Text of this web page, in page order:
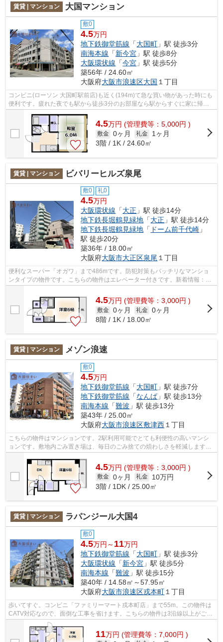
賃貸 | マンション 大国マンション
敷0
4.5万円
地下鉄御堂筋線 「大国町 」駅 徒歩3分
南海本線 「新今宮 」駅 徒歩8分
大阪環状線 「今宮 」駅 徒歩5分
築56年 / 24.60㎡
大阪府大阪市浪速区大国 １丁目
コンビニ(ローソン 大国町駅前店)も近く(194m)て急な買い物があった時にも
便利です。疲れた夜でも駅から徒歩3分のお部屋なら駅からすぐに家に帰る
ことができます。自転車持ちの方には...
4.5万円 (管理費等：5,000円 )
敷金 0ヶ月 礼金
1ヶ月
3階 / 1K / 24.60㎡
賃貸 | マンション ビバリーヒルズ泉尾
敷0 礼0
4.5万円
大阪環状線 「大正 」駅 徒歩14分
地下鉄長堀鶴見緑地 「大正 」駅 徒歩14分
地下鉄長堀鶴見緑地 「 ドーム前千代崎 」
駅 徒歩20分
築36年 / 18.00㎡
大阪府大阪市大正区泉尾１丁目
便利なスーパー「オガワ」まで486mです。防犯対策もバッチリなマンショ
ンタイプの物件です。こちらの物件はエレベーター付きです。新着情報：ビ
4.5万円 (管理費等：3,000円 )
敷金 0ヶ月 礼金 0ヶ月
8階 / 1K / 18.00㎡
賃貸 | マンション メゾン浪速
敷0
4.5万円
地下鉄御堂筋線 「大国町 」駅 徒歩7分
地下鉄御堂筋線 「なんば」駅 徒歩13分
南海本線 「難波 」駅 徒歩13分
築43年 / 25.00㎡
大阪府大阪市浪速区敷津西１丁目
こちらの物件はマンションです。2駅利用可能でとても利便性の高いマンシ
ョンです。敷地内ごみ置き場は、毎日のごみ捨ての煩わしさを軽減します。
4.5万円 (管理費等：3,000円 )
敷金 0ヶ月 礼金
10万円
3階 / 1DK / 25.00㎡
賃貸 | マンション ラパンジール大国4
敷0
4.5万円～ 11万円
地下鉄御堂筋線 「大国町 」駅 徒歩3分
大阪環状線 「新今宮 」駅 徒歩5分
南海本線 「難波 」駅 徒歩15分
築40年 / 14.58㎡～57.95㎡
大阪府大阪市浪速区戎本町 １丁目
歩いてすぐ。コンビニ「ファミリーマート戎本町店」まで55m。この物件は
CATV対応なので、面倒な工事を省けます。こちらの物件は3沿線以上がご利
用いただけます。ゴミ出し24時間OKの物...
11万円 (管理費等：7,000円 )